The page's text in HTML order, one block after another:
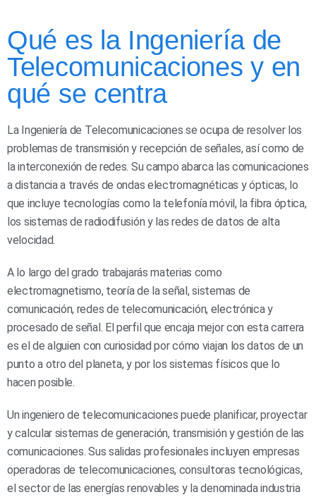
Qué es la Ingeniería de
Telecomunicaciones y en
qué se centra
La Ingeniería de Telecomunicaciones se ocupa de resolver los
problemas de transmisión y recepción de señales, así como de
la interconexión de redes. Su campo abarca las comunicaciones
a distancia a través de ondas electromagnéticas y ópticas, lo
que incluye tecnologías como la telefonía móvil, la fibra óptica,
los sistemas de radiodifusión y las redes de datos de alta
velocidad.
A lo largo del grado trabajarás materias como
electromagnetismo, teoría de la señal, sistemas de
comunicación, redes de telecomunicación, electrónica y
procesado de señal. El perfil que encaja mejor con esta carrera
es el de alguien con curiosidad por cómo viajan los datos de un
punto a otro del planeta, y por los sistemas físicos que lo
hacen posible.
Un ingeniero de telecomunicaciones puede planificar, proyectar
y calcular sistemas de generación, transmisión y gestión de las
comunicaciones. Sus salidas profesionales incluyen empresas
operadoras de telecomunicaciones, consultoras tecnológicas,
el sector de las energías renovables y la denominada industria